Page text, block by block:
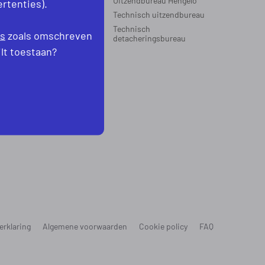
Holland
Technisch uitzendbureau
Technisch
detacheringsbureau
Algemene voorwaarden Cookie policy FAQ
zoals omschreven
toestaan?